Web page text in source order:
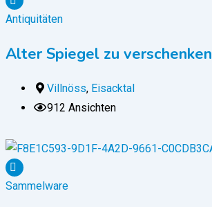
Antiquitäten
Alter Spiegel zu verschenken
Villnöss, Eisacktal
912 Ansichten
Sammelware